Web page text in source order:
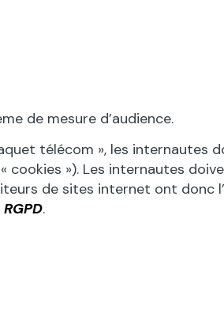
de mesure d’audience.
télécom », les
»). Les internautes
de sites internet ont
.